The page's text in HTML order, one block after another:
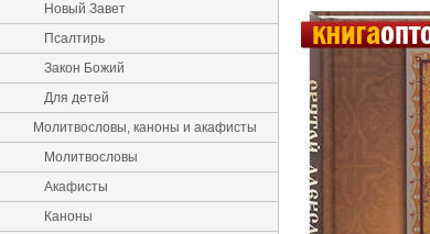
Новый Завет
Псалтирь
Закон Божий
Для детей
Молитвословы, каноны и акафисты
Молитвословы
Акафисты
Каноны